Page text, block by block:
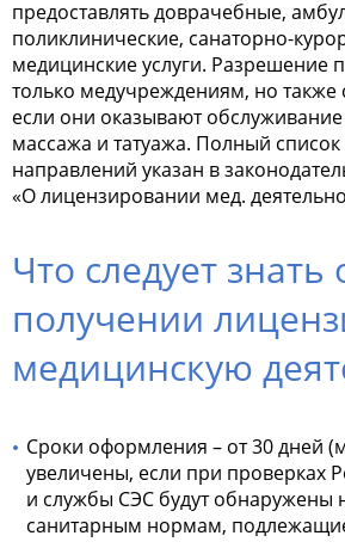
предоставлять доврачебные,
поликлинические, санаторно-
медицинские услуги. Разрешение
только медучреждениям, но также
если они оказывают
массажа и татуажа. Полный
направлений указан в
«О лицензировании мед.
Что следует знать
получении
медицинскую
Сроки оформления – от 30 дней
увеличены, если при проверках
и службы СЭС будут обнаружены
санитарным нормам,